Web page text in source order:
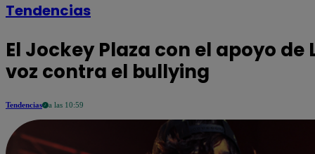
Tendencias
El Jockey Plaza con el apoyo
voz contra el bullying
Tendencias a las 10:59